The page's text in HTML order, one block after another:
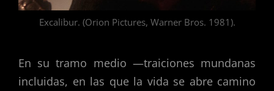
Excalibur. (Orion Pictures, Warner Bros. 1981).
En su tramo medio —traiciones mundanas
incluidas, en las que la vida se abre camino